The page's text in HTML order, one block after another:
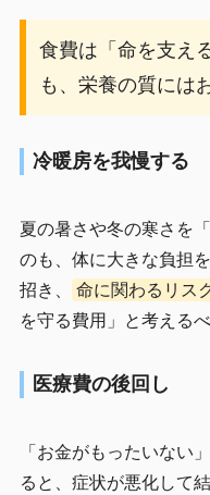
食費は「命を支え
も、栄養の質には
冷暖房を我慢する
夏の暑さや冬の寒さを
のも、体に大きな負担
招き、
命に関わるリス
を守る費用」と考えるべ
医療費の後回し
「お金がもったいない
ると、症状が悪化して